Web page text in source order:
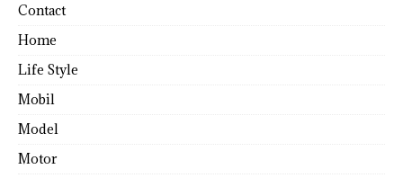
Contact
Home
Life Style
Mobil
Model
Motor